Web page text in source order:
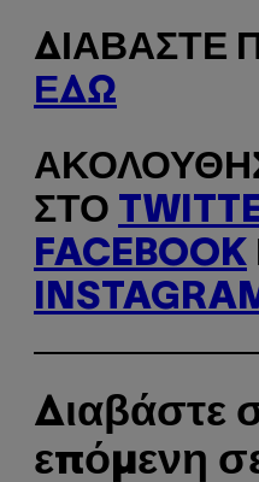
ΔΙΑΒΆΣΤΕ
ΕΔΏ
ΣΤΟ
FACEBOOK
Διαβάστε
επόμενη